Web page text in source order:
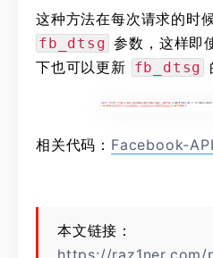
这种方法在每次请求的时
fb_dtsg 参数，这样即
下也可以更新 fb_dtsg
相关代码： Facebook-
本文链接：